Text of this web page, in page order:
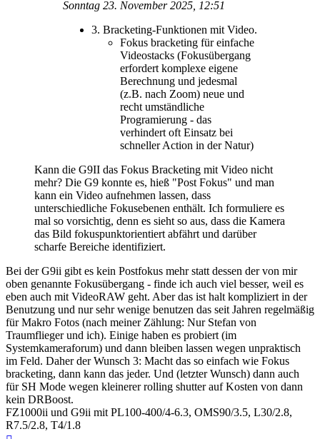
Sonntag 23. November 2025, 12:51
3. Bracketing-Funktionen mit Video.
Fokus bracketing für einfache
Videostacks (Fokusübergang
erfordert komplexe eigene
Berechnung und jedesmal
(z.B. nach Zoom) neue und
recht umständliche
Programierung - das
verhindert oft Einsatz bei
schneller Action in der Natur)
Kann die G9II das Fokus Bracketing mit Video nicht
mehr? Die G9 konnte es, hieß "Post Fokus" und man
kann ein Video aufnehmen lassen, dass
unterschiedliche Fokusebenen enthält. Ich formuliere es
mal so vorsichtig, denn es sieht so aus, dass die Kamera
das Bild fokuspunktorientiert abfährt und darüber
scharfe Bereiche identifiziert.
Bei der G9ii gibt es kein Postfokus mehr statt dessen der von mir
oben genannte Fokusübergang - finde ich auch viel besser, weil es
eben auch mit VideoRAW geht. Aber das ist halt kompliziert in der
Benutzung und nur sehr wenige benutzen das seit Jahren regelmäßig
für Makro Fotos (nach meiner Zählung: Nur Stefan von
Traumflieger und ich). Einige haben es probiert (im
Systemkameraforum) und dann bleiben lassen wegen unpraktisch
im Feld. Daher der Wunsch 3: Macht das so einfach wie Fokus
bracketing, dann kann das jeder. Und (letzter Wunsch) dann auch
für SH Mode wegen kleinerer rolling shutter auf Kosten von dann
kein DRBoost.
FZ1000ii und G9ii mit PL100-400/4-6.3, OMS90/3.5, L30/2.8,
R7.5/2.8, T4/1.8